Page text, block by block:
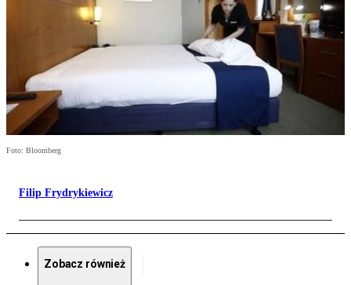
Foto: Bloomberg
Filip Frydrykiewicz
Zobacz również